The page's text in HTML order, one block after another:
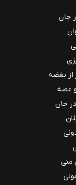
جان
از بغضه
غصه
جان
منی